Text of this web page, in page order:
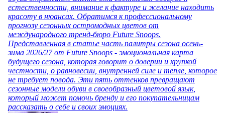
естественности, внимание к фактуре и желание находить
красоту в нюансах. Обратимся к профессиональному
прогнозу сезонных остромодных цветов от
международного тренд-бюро Future Snoops.
Представленная в статье часть палитры сезона осень-
зима 2026/27 от Future Snoops - эмоциональная карта
будущего сезона, которая говорит о доверии и хрупкой
честности, о равновесии, внутренней силе и тепле, которое
не требует повода. Эти пять оттенков превращают
сезонные модели обуви в своеобразный цветовой язык,
который может помочь бренду и его покупательницам
рассказать о себе и своих эмоциях.